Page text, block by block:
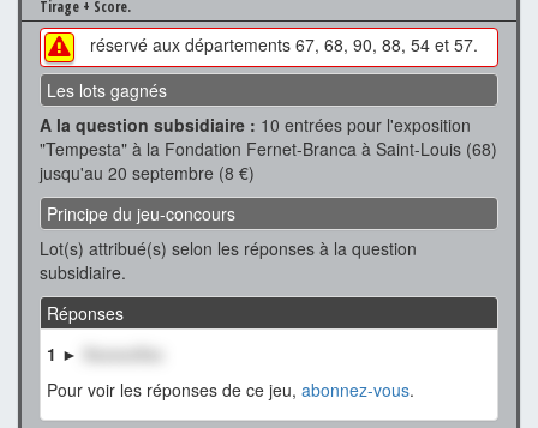
Tirage + Score.
réservé aux départements 67, 68, 90, 88, 54 et 57.
Les lots gagnés
A la question subsidiaire : 10 entrées pour l'exposition
"Tempesta" à la Fondation Fernet-Branca à Saint-Louis (68)
jusqu'au 20 septembre (8 €)
Principe du jeu-concours
Lot(s) attribué(s) selon les réponses à la question
subsidiaire.
Réponses
1 ►
XxxxxxXxx
Pour voir les réponses de ce jeu, abonnez-vous.